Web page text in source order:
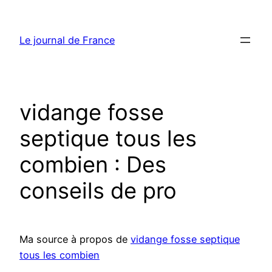
contenu
Le journal de France
vidange fosse
septique tous les
combien : Des
conseils de pro
Ma source à propos de vidange fosse septique
tous les combien